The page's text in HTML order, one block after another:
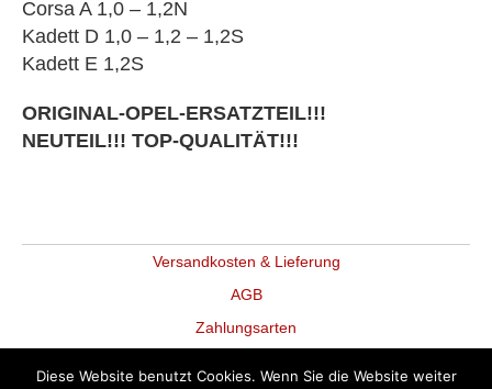
für
Bosch-
Verteiler
Menge
Corsa A 1,0 – 1,2N
Kadett D 1,0 – 1,2 – 1,2S
Kadett E 1,2S
ORIGINAL-OPEL-ERSATZTEIL!!!
NEUTEIL!!! TOP-QUALITÄT!!!
Versandkosten & Lieferung
AGB
Zahlungsarten
Diese Website benutzt Cookies. Wenn Sie die Website weiter